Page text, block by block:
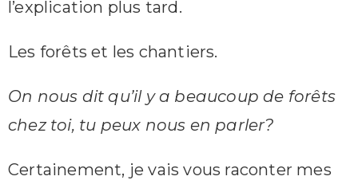
l’explication plus tard.
Les forêts et les chantiers.
On nous dit qu’il y a beaucoup de forêts
chez toi, tu peux nous en parler?
Certainement, je vais vous raconter mes